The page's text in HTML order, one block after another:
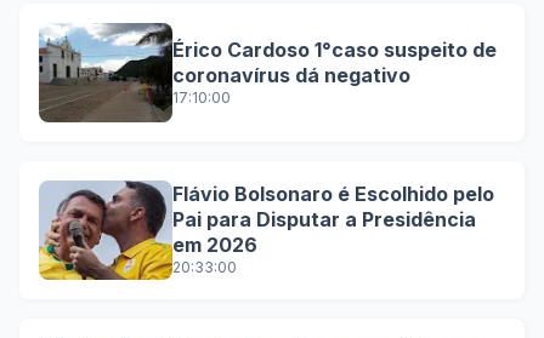
Érico Cardoso 1°caso suspeito de
coronavírus dá negativo
17:10:00
Flávio Bolsonaro é Escolhido pelo
Pai para Disputar a Presidência
em 2026
20:33:00